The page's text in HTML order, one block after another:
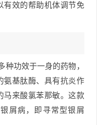
有效的帮助机体调节免
种功效于一身的药物，
氨基肽酶、具有抗炎作
马来酸氯苯那敏。这款
屑病，即寻常型银屑